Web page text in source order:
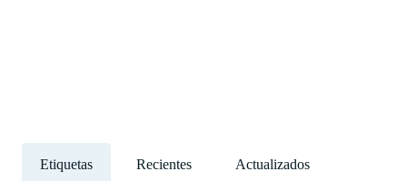
Etiquetas Recientes Actualizados